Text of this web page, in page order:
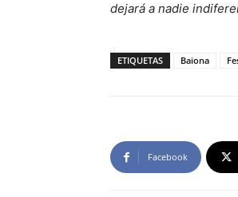
dejará a nadie
ETIQUETAS Baiona
Facebook